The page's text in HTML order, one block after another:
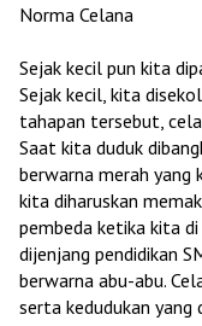
Norma Celana
Sejak kecil pun kita
Sejak kecil, kita
tahapan tersebut,
Saat kita duduk
berwarna merah yang
kita diharuskan
pembeda ketika kita
dijenjang pendidikan
berwarna abu-abu.
serta kedudukan yang